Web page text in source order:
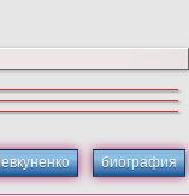
биография